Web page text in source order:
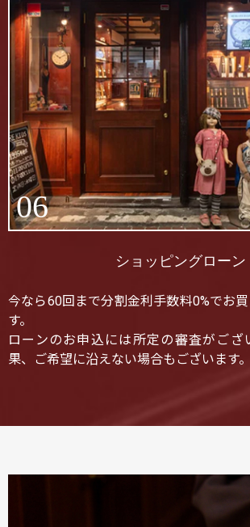
06
ショッピングローン
今なら60回まで分割金利手数料0%でお
す。
ローンのお申込には所定の審査がござ
果、ご希望に沿えない場合もございます。